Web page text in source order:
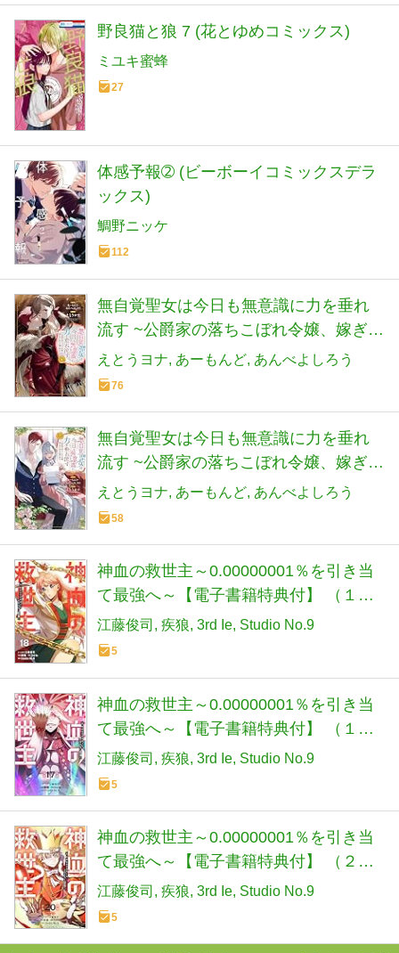
野良猫と狼 7 (花とゆめコミックス)
ミユキ蜜蜂
27
体感予報➁ (ビーボーイコミックスデラ
ックス)
鯛野ニッケ
112
無自覚聖女は今日も無意識に力を垂れ
流す ~公爵家の落ちこぼれ令嬢、嫁ぎ先
で幸せを掴み取る~ (6) (アース・スター
コミックス)
えとうヨナ あーもんど あんべよしろう
76
無自覚聖女は今日も無意識に力を垂れ
流す ~公爵家の落ちこぼれ令嬢、嫁ぎ先
で幸せを掴み取る~ (7) (アース・スター
コミックス)
えとうヨナ あーもんど あんべよしろう
58
神血の救世主～0.00000001％を引き当
て最強へ～【電子書籍特典付】 （１
８） (Studio No.9)
江藤俊司 疾狼 3rd Ie Studio No.9
5
神血の救世主～0.00000001％を引き当
て最強へ～【電子書籍特典付】 （１
７） (Studio No.9)
江藤俊司 疾狼 3rd Ie Studio No.9
5
神血の救世主～0.00000001％を引き当
て最強へ～【電子書籍特典付】 （２
０） (Studio No.9)
江藤俊司 疾狼 3rd Ie Studio No.9
5